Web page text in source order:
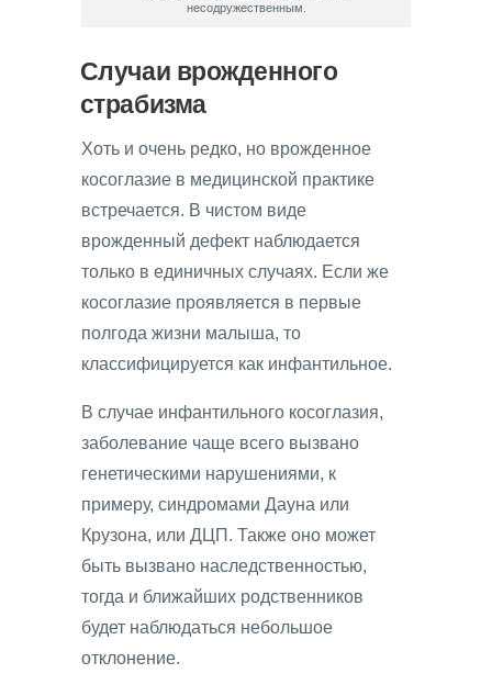
несодружественным.
Случаи врожденного
страбизма
Хоть и очень редко, но врожденное
косоглазие в медицинской практике
встречается. В чистом виде
врожденный дефект наблюдается
только в единичных случаях. Если же
косоглазие проявляется в первые
полгода жизни малыша, то
классифицируется как инфантильное.
В случае инфантильного косоглазия,
заболевание чаще всего вызвано
генетическими нарушениями, к
примеру, синдромами Дауна или
Крузона, или ДЦП. Также оно может
быть вызвано наследственностью,
тогда и ближайших родственников
будет наблюдаться небольшое
отклонение.